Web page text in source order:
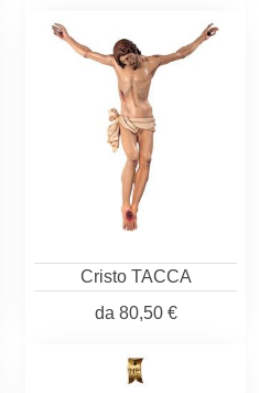
Cristo TACCA
da 80,50 €